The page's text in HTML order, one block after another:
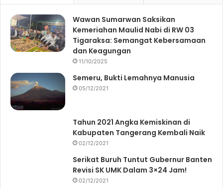
Wawan Sumarwan Saksikan
Kemeriahan Maulid Nabi di RW 03
Tigaraksa: Semangat Kebersamaan
dan Keagungan
11/10/2025
Semeru, Bukti Lemahnya Manusia
05/12/2021
Tahun 2021 Angka Kemiskinan di
Kabupaten Tangerang Kembali Naik
02/12/2021
Serikat Buruh Tuntut Gubernur Banten
Revisi SK UMK Dalam 3×24 Jam!
02/12/2021